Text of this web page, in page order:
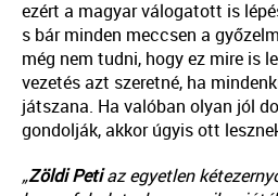
ezért a magyar válogatott is
s bár minden meccsen a
még nem tudni, hogy ez mire is
vezetés azt szeretné, ha
játszana. Ha valóban olyan jól
gondolják, akkor úgyis ott
„Zöldi Petiaz egyetlen